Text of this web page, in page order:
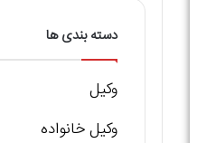
دسته بندی ها
وکیل
وکیل خانواده